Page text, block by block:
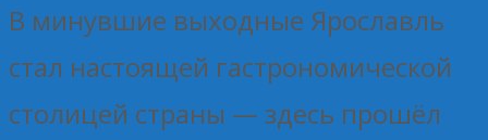
В минувшие выходные Ярославль
стал настоящей гастрономической
столицей страны — здесь прошёл